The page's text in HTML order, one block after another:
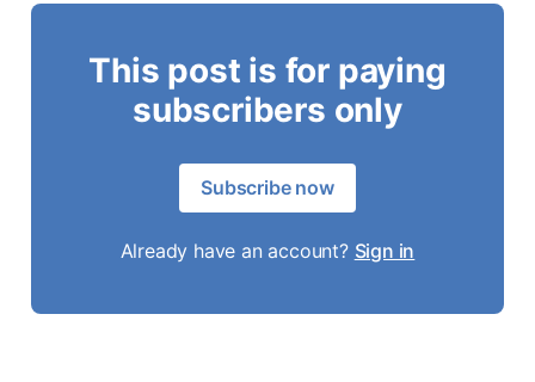
This post is for paying
subscribers only
Subscribe now
Already have an account? Sign in